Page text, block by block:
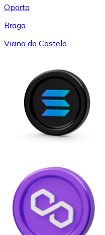
Oporto
Braga
Viana do Castelo